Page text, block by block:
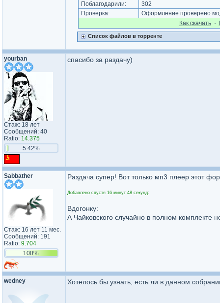
Поблагодарили:
302
Проверка:
Оформление проверено
Как cкачать·
Список файлов в торренте
yourban
Стаж: 18 лет
Сообщений: 40
Ratio: 14.375
5.42%
спасибо за раздачу)
Sabbather
Стаж: 16 лет 11 мес.
Сообщений: 191
Ratio: 9.704
100%
Раздача супер! Вот только мп3 плеер этот
Добавлено спустя 16 минут 48 секунд:
Вдогонку:
А Чайковского случайно в полном комплекте
wedney Хотелось бы узнать, есть ли в данном